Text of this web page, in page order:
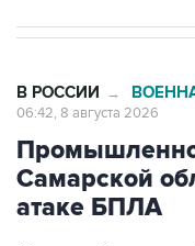
Самарской
атаке БПЛА
Москва. 8 августа.